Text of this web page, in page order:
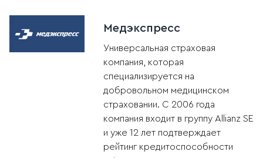
Медэкспресс
Универсальная страховая
компания, которая
специализируется на
добровольном медицинском
страховании. С 2006 года
компания входит в группу Allianz SE
и уже 12 лет подтверждает
рейтинг кредитоспособности